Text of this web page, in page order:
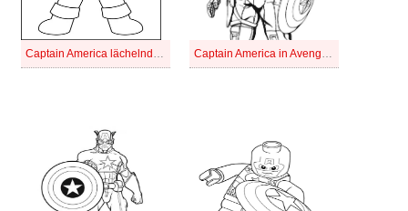
Captain America lächelnd zeichnen Captain America in Avengers 2 : Age of UItron